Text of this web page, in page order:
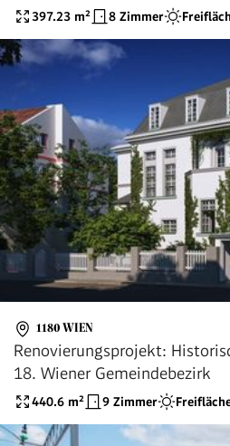
von Währing
397.23 m² 8 Zimmer
1180 WIEN
Renovierungsprojekt:
18. Wiener Gemeindebezirk
440.6 m² 9 Zimmer